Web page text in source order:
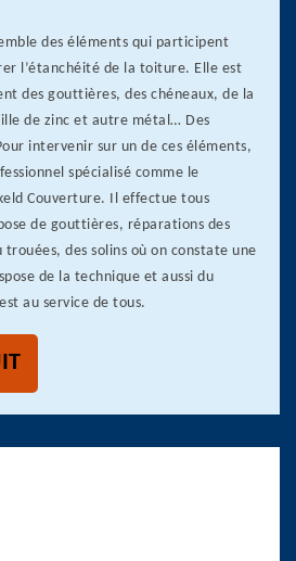
des éléments qui participent
l’étanchéité de la toiture. Elle est
des gouttières, des chéneaux, de la
de zinc et autre métal… Des
intervenir sur un de ces éléments,
spécialisé comme le
Couverture. Il effectue tous
de gouttières, réparations des
des solins où on constate une
de la technique et aussi du
au service de tous.